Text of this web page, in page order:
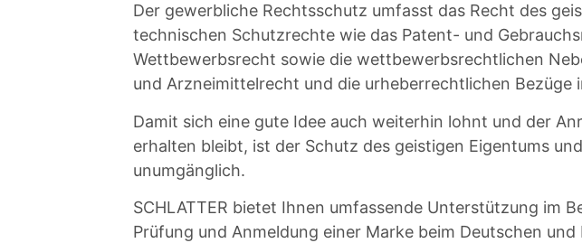
Der gewerbliche Rechtsschutz umfasst das Recht des
technischen Schutzrechte wie das Patent- und
Wettbewerbsrecht sowie die wettbewerbsrechtlichen
und Arzneimittelrecht und die urheberrechtlichen Bezüge
Damit sich eine gute Idee auch weiterhin lohnt und der
erhalten bleibt, ist der Schutz des geistigen Eigentums
unumgänglich.
SCHLATTER bietet Ihnen umfassende Unterstützung im
Prüfung und Anmeldung einer Marke beim Deutschen